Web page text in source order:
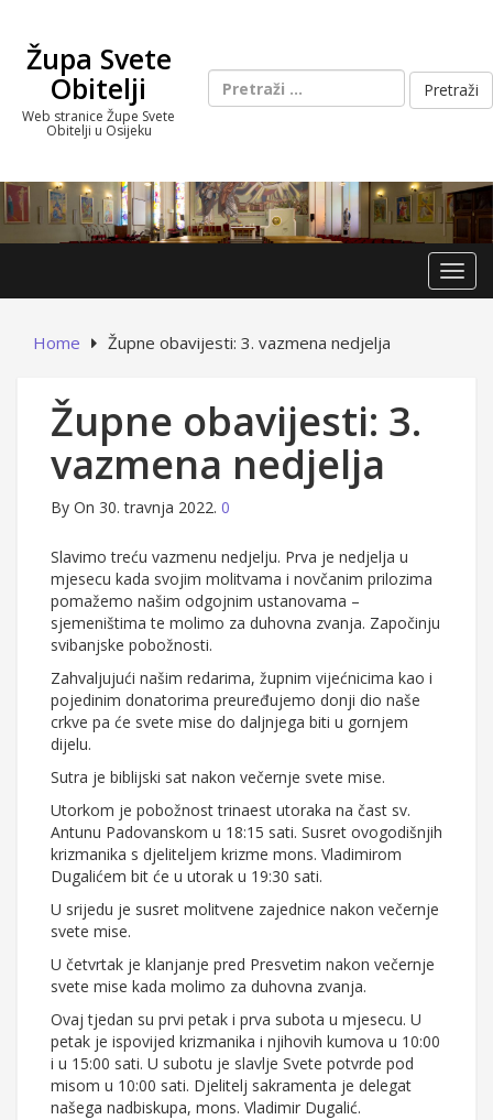
contentŽupa Svete
Obitelji
Web stranice Župe Svete
Obitelji u Osijeku
Pretraži:
Home Župne obavijesti: 3. vazmena nedjelja
Župne obavijesti: 3.
vazmena nedjelja
By On 30. travnja 2022. 0
Slavimo treću vazmenu nedjelju. Prva je nedjelja u
mjesecu kada svojim molitvama i novčanim prilozima
pomažemo našim odgojnim ustanovama –
sjemeništima te molimo za duhovna zvanja. Započinju
svibanjske pobožnosti.
Zahvaljujući našim redarima, župnim vijećnicima kao i
pojedinim donatorima preuređujemo donji dio naše
crkve pa će svete mise do daljnjega biti u gornjem
dijelu.
Sutra je biblijski sat nakon večernje svete mise.
Utorkom je pobožnost trinaest utoraka na čast sv.
Antunu Padovanskom u 18:15 sati. Susret ovogodišnjih
krizmanika s djeliteljem krizme mons. Vladimirom
Dugalićem bit će u utorak u 19:30 sati.
U srijedu je susret molitvene zajednice nakon večernje
svete mise.
U četvrtak je klanjanje pred Presvetim nakon večernje
svete mise kada molimo za duhovna zvanja.
Ovaj tjedan su prvi petak i prva subota u mjesecu. U
petak je ispovijed krizmanika i njihovih kumova u 10:00
i u 15:00 sati. U subotu je slavlje Svete potvrde pod
misom u 10:00 sati. Djelitelj sakramenta je delegat
našega nadbiskupa, mons. Vladimir Dugalić.